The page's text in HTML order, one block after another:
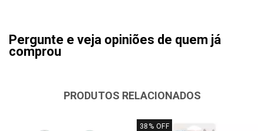
Pergunte e veja opiniões de quem já
comprou
PRODUTOS RELACIONADOS
38 % OFF